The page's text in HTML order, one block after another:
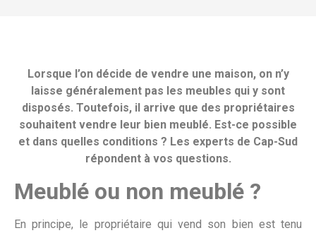
Lorsque l’on décide de vendre une maison, on n’y
laisse généralement pas les meubles qui y sont
disposés. Toutefois, il arrive que des propriétaires
souhaitent vendre leur bien meublé. Est-ce possible
et dans quelles conditions ? Les experts de Cap-Sud
répondent à vos questions.
Meublé ou non meublé ?
En principe, le propriétaire qui vend son bien est tenu